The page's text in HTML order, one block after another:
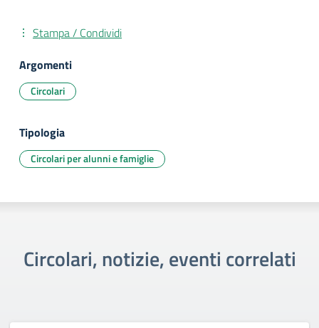
Stampa / Condividi
Argomenti
Circolari
Tipologia
Circolari per alunni e famiglie
Circolari, notizie, eventi correlati